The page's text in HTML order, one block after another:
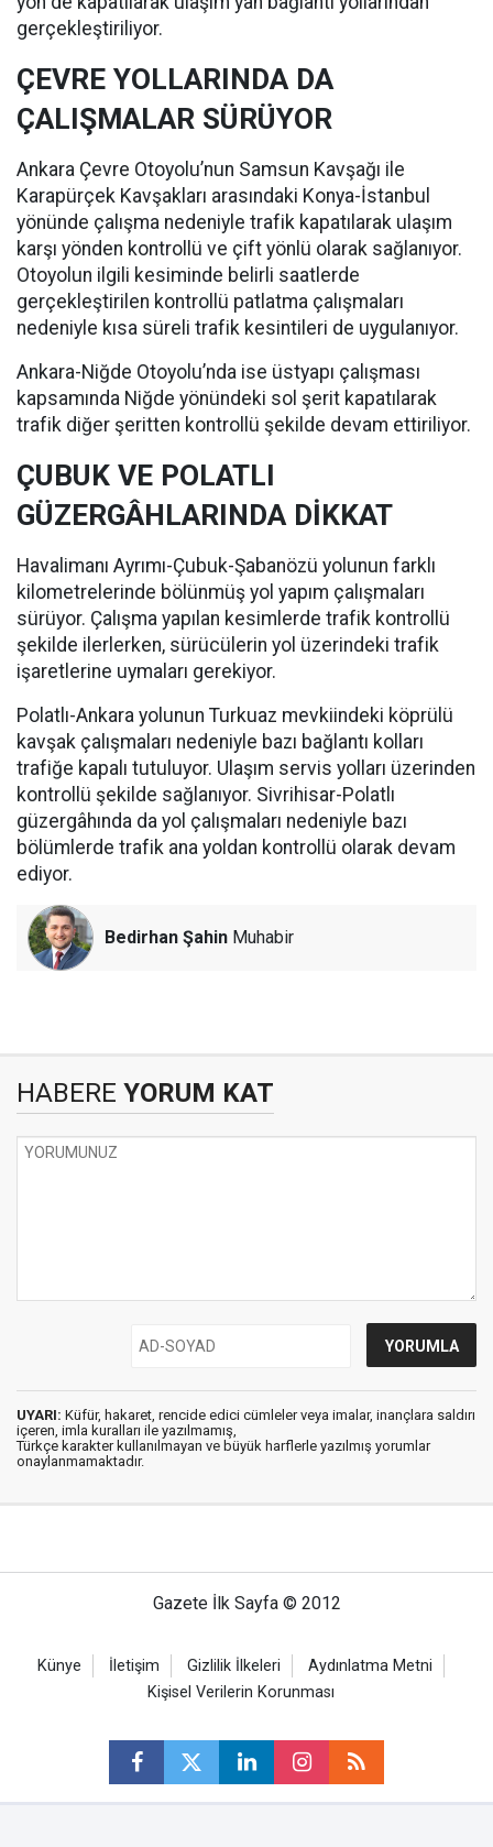
gerçekleştiriliyor.
ÇEVRE YOLLARINDA DA
ÇALIŞMALAR SÜRÜYOR
Ankara Çevre Otoyolu’nun Samsun Kavşağı ile
Karapürçek Kavşakları arasındaki Konya-İstanbul
yönünde çalışma nedeniyle trafik kapatılarak ulaşım
karşı yönden kontrollü ve çift yönlü olarak sağlanıyor.
Otoyolun ilgili kesiminde belirli saatlerde
gerçekleştirilen kontrollü patlatma çalışmaları
nedeniyle kısa süreli trafik kesintileri de uygulanıyor.
Ankara-Niğde Otoyolu’nda ise üstyapı çalışması
kapsamında Niğde yönündeki sol şerit kapatılarak
trafik diğer şeritten kontrollü şekilde devam ettiriliyor.
ÇUBUK VE POLATLI
GÜZERGÂHLARINDA DİKKAT
Havalimanı Ayrımı-Çubuk-Şabanözü yolunun farklı
kilometrelerinde bölünmüş yol yapım çalışmaları
sürüyor. Çalışma yapılan kesimlerde trafik kontrollü
şekilde ilerlerken, sürücülerin yol üzerindeki trafik
işaretlerine uymaları gerekiyor.
Polatlı-Ankara yolunun Turkuaz mevkiindeki köprülü
kavşak çalışmaları nedeniyle bazı bağlantı kolları
trafiğe kapalı tutuluyor. Ulaşım servis yolları üzerinden
kontrollü şekilde sağlanıyor. Sivrihisar-Polatlı
güzergâhında da yol çalışmaları nedeniyle bazı
bölümlerde trafik ana yoldan kontrollü olarak devam
ediyor.
Bedirhan Şahin Muhabir
HABERE YORUM KAT
UYARI: Küfür, hakaret, rencide edici cümleler veya imalar, inançlara saldırı
içeren, imla kuralları ile yazılmamış,
Türkçe karakter kullanılmayan ve büyük harflerle yazılmış yorumlar
onaylanmamaktadır.
Gazete İlk Sayfa © 2012
Künye İletişim Gizlilik İlkeleri
Aydınlatma Metni
Kişisel Verilerin Korunması